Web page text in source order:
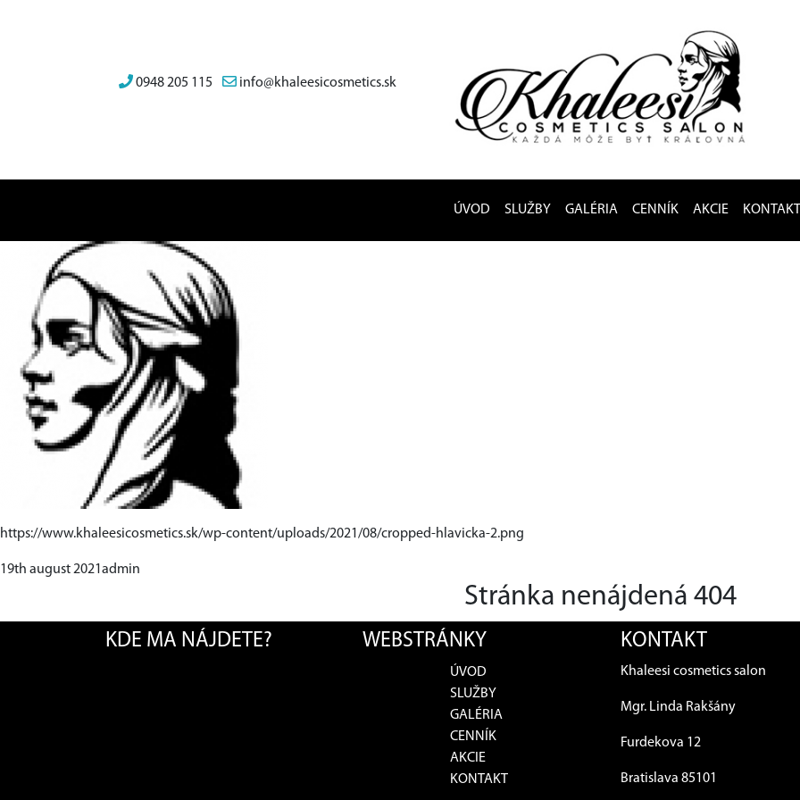
0948 205 115 info@khaleesicosmetics.sk
ÚVOD SLUŽBY GALÉRIA CENNÍK AKCIE KONTAKT
https://www.khaleesicosmetics.sk/wp-content/uploads/2021/08/cropped-hlavicka-2.png
19th august 2021admin
Stránka nenájdená 404
KDE MA NÁJDETE? WEBSTRÁNKY
ÚVOD
SLUŽBY
GALÉRIA
CENNÍK
AKCIE
KONTAKT
KONTAKT
Khaleesi cosmetics salon
Mgr. Linda Rakšány
Furdekova 12
Bratislava 85101